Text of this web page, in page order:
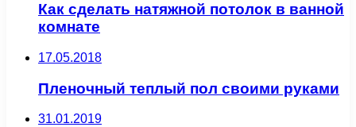
Как сделать натяжной потолок в ванной
комнате
17.05.2018
Пленочный теплый пол своими руками
31.01.2019